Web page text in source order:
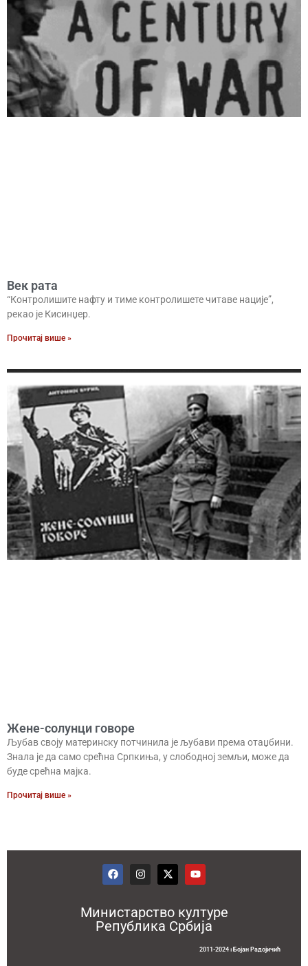
Век рата
“Контролишите нафту и тиме контролишете читаве нације”,
рекао је Кисинџер.
Прочитај више »
Жене-солунци говоре
Љубав своју материнску потчинила је љубави према отаџбини.
Знала је да само срећна Српкиња, у слободној земљи, може да
буде срећна мајка.
Прочитај више »
Министарство културе
Република Србија
2011-2024 ⏐ Бојан Радојичић